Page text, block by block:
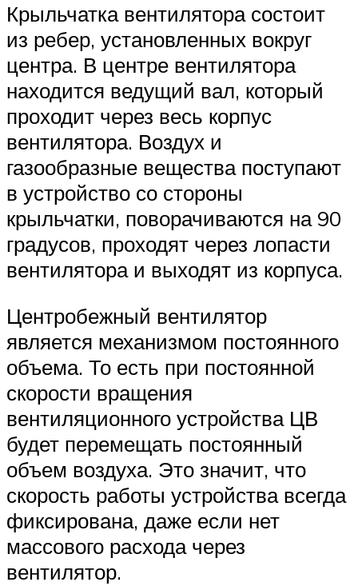
Крыльчатка вентилятора состоит
из ребер, установленных вокруг
центра. В центре вентилятора
находится ведущий вал, который
проходит через весь корпус
вентилятора. Воздух и
газообразные вещества поступают
в устройство со стороны
крыльчатки, поворачиваются на 90
градусов, проходят через лопасти
вентилятора и выходят из корпуса.
Центробежный вентилятор
является механизмом постоянного
объема. То есть при постоянной
скорости вращения
вентиляционного устройства ЦВ
будет перемещать постоянный
объем воздуха. Это значит, что
скорость работы устройства всегда
фиксирована, даже если нет
массового расхода через
вентилятор.